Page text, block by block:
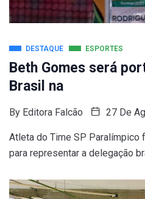
DESTAQUE ESPORTES
Beth Gomes será
Brasil na
By Editora Falcão 27 De
Atleta do Time SP Paralímpico
para representar a delegação